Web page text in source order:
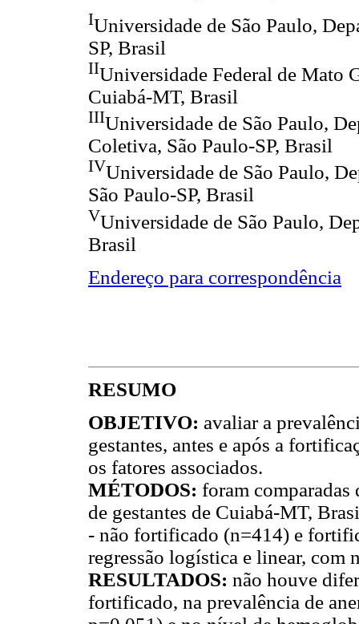
IUniversidade de São Paulo,
SP, Brasil
IIUniversidade Federal de Mato
Cuiabá-MT, Brasil
IIIUniversidade de São Paulo,
Coletiva, São Paulo-SP, Brasil
IVUniversidade de São Paulo,
São Paulo-SP, Brasil
VUniversidade de São Paulo,
Brasil
Endereço para correspondência
RESUMO
OBJETIVO: avaliar a
gestantes, antes e após a
os fatores associados.
MÉTODOS: foram comparadas
de gestantes de Cuiabá-MT,
- não fortificado (n=414) e
regressão logística e linear,
RESULTADOS: não houve
fortificado, na prevalência de